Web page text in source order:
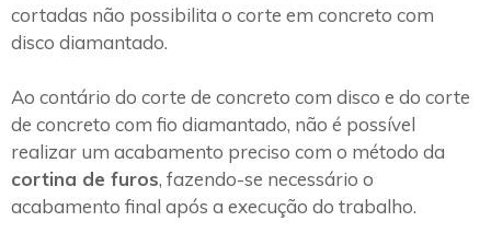
cortadas não possibilita o corte em concreto com
disco diamantado.
Ao contário do corte de concreto com disco e do corte
de concreto com fio diamantado, não é possível
realizar um acabamento preciso com o método da
cortina de furos, fazendo-se necessário o
acabamento final após a execução do trabalho.